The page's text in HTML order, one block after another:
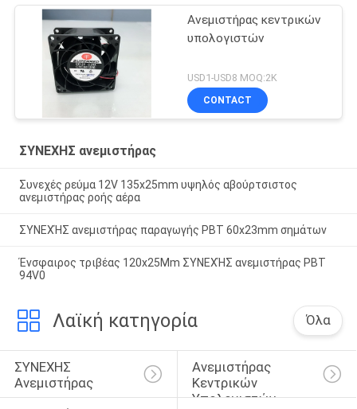
Ανεμιστήρας κεντρικών
υπολογιστών
USD1-USD8 MOQ:2K
CONTACT
ΣΥΝΕΧΗΣ ανεμιστήρας
Συνεχές ρεύμα 12V 135x25mm υψηλός αβούρτσιστος
ανεμιστήρας ροής αέρα
ΣΥΝΕΧΉΣ ανεμιστήρας παραγωγής PBT 60x23mm σημάτων
Ένσφαιρος τριβέας 120x25Mm ΣΥΝΕΧΉΣ ανεμιστήρας PBT
94V0
Λαϊκή κατηγορία Όλα
ΣΥΝΕΧΗΣ
Ανεμιστήρας
Ανεμιστήρας
Κεντρικών
Υπολογιστών